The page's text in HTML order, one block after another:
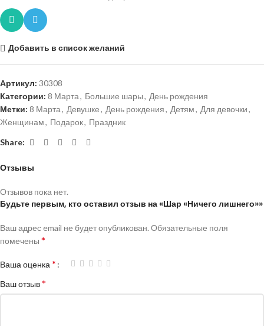
Добавить в список желаний
Артикул: 30308
Категории: 8 Марта, Большие шары, День рождения
Метки: 8 Марта, Девушке, День рождения, Детям, Для девочки,
Женщинам, Подарок, Праздник
Share:
Отзывы
Отзывов пока нет.
Будьте первым, кто оставил отзыв на «Шар «Ничего лишнего»»
Ваш адрес email не будет опубликован. Обязательные поля
помечены *
Ваша оценка *
Ваш отзыв*